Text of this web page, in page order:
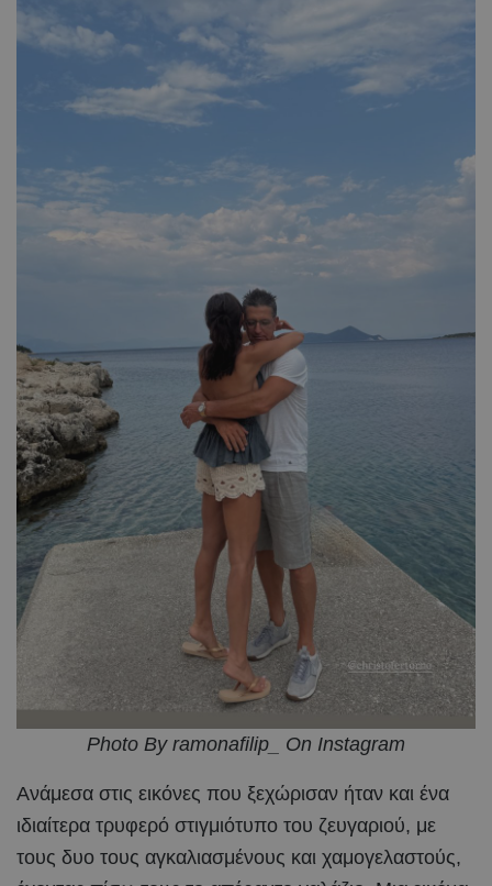
Photo By ramonafilip_ On Instagram
Ανάμεσα στις εικόνες που ξεχώρισαν ήταν και ένα
ιδιαίτερα τρυφερό στιγμιότυπο του ζευγαριού, με
τους δυο τους αγκαλιασμένους και χαμογελαστούς,